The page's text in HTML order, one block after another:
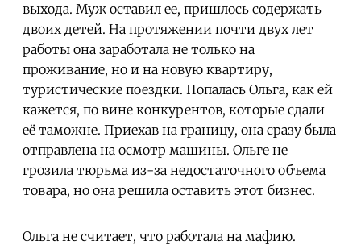
выхода. Муж оставил ее, пришлось содержать
двоих детей. На протяжении почти двух лет
работы она заработала не только на
проживание, но и на новую квартиру,
туристические поездки. Попалась Ольга, как ей
кажется, по вине конкурентов, которые сдали
её таможне. Приехав на границу, она сразу была
отправлена на осмотр машины. Ольге не
грозила тюрьма из-за недостаточного объема
товара, но она решила оставить этот бизнес.
Ольга не считает, что работала на мафию.